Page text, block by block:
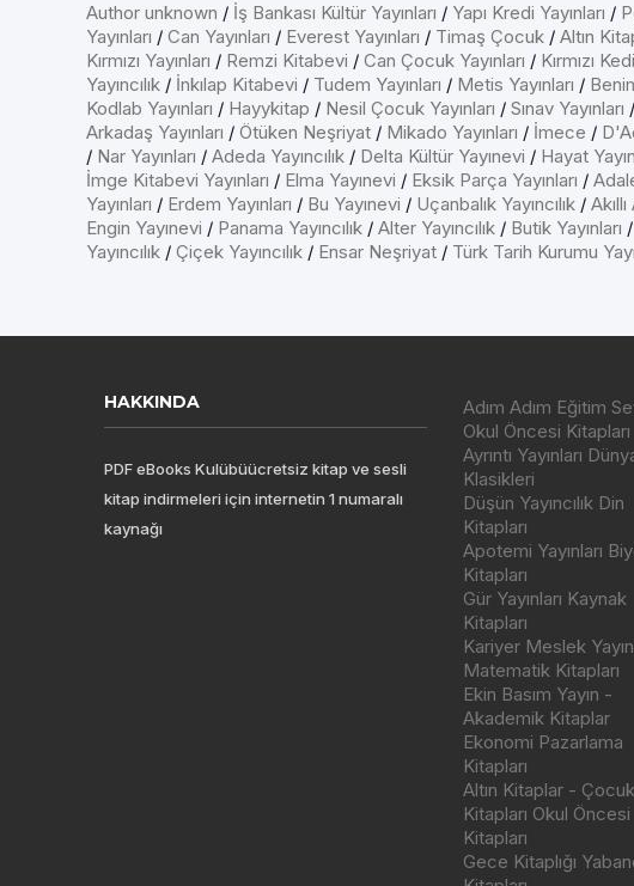
Author unknown / İş Bankası Kültür Yayınları / Yapı Kredi Yayınları /
Yayınları / Can Yayınları / Everest Yayınları / Timaş Çocuk / Altın
Kırmızı Yayınları / Remzi Kitabevi / Can Çocuk Yayınları / Kırmızı
Yayıncılık / İnkılap Kitabevi / Tudem Yayınları / Metis Yayınları /
Kodlab Yayınları / Hayykitap / Nesil Çocuk Yayınları / Sınav Yayınları /
Arkadaş Yayınları / Ötüken Neşriyat / Mikado Yayınları / İmece /
/ Nar Yayınları / Adeda Yayıncılık / Delta Kültür Yayınevi / Hayat
İmge Kitabevi Yayınları / Elma Yayınevi / Eksik Parça Yayınları /
Yayınları / Erdem Yayınları / Bu Yayınevi / Uçanbalık Yayıncılık /
Engin Yayınevi / Panama Yayıncılık / Alter Yayıncılık / Butik Yayınları /
Yayıncılık / Çiçek Yayıncılık / Ensar Neşriyat / Türk Tarih Kurumu
HAKKINDA
PDF eBooks Kulübüücretsiz kitap ve sesli
kitap indirmeleri için internetin 1 numaralı
kaynağı
Adım Adım Eğitim
Okul Öncesi Kitapları
Ayrıntı Yayınları
Klasikleri
Düşün Yayıncılık Din
Kitapları
Apotemi Yayınları
Kitapları
Gür Yayınları Kaynak
Kitapları
Kariyer Meslek
Matematik Kitapları
Ekin Basım Yayın -
Akademik Kitaplar
Ekonomi Pazarlama
Kitapları
Altın Kitaplar - Çocuk
Kitapları Okul Öncesi
Kitapları
Gece Kitaplığı